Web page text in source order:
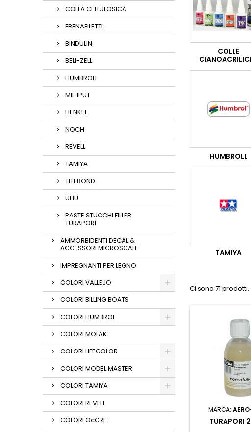
COLLA CELLULOSICA
FRENAFILETTI
BINDULIN
BELI-ZELL
HUMBROLL
MILLIPUT
HENKEL
NOCH
REVELL
TAMIYA
TITEBOND
UHU
PASTE STUCCHI FILLER
TURAPORI
AMMORBIDENTI DECAL &
ACCESSORI MICROSCALE
IMPREGNANTI PER LEGNO
COLORI VALLEJO
COLORI BILLING BOATS
COLORI HUMBROL
COLORI MOLAK
COLORI LIFECOLOR
COLORI MODEL MASTER
COLORI TAMIYA
COLORI REVELL
COLORI OcCRE
COLLE
HUMBROLL
TAMIYA
Ci sono 71 prodotti.
MARCA:
TURAPORI